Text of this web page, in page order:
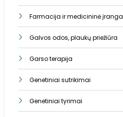
Farmacija ir medicininė įranga
Galvos odos, plaukų priežiūra
Garso terapija
Genetiniai sutrikimai
Genetiniai tyrimai